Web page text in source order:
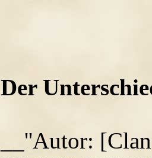
Der
__''Autor: